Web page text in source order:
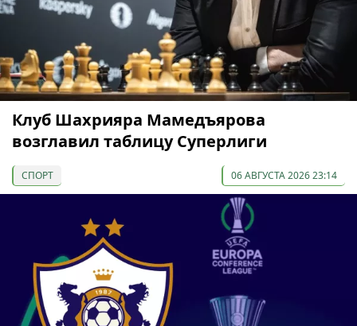
Клуб Шахрияра Мамедъярова
возглавил таблицу Суперлиги
СПОРТ 06 АВГУСТА 2026 23:14